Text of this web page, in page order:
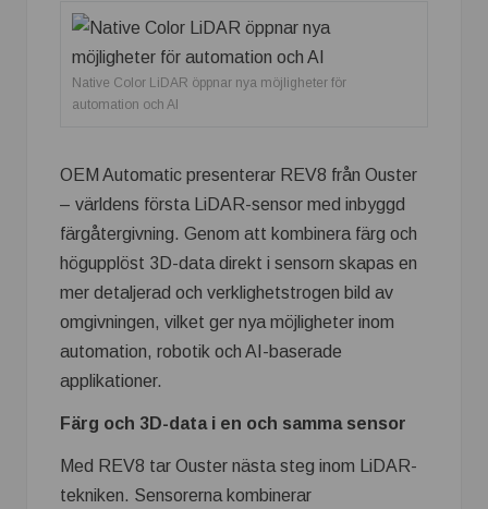
Native Color LiDAR öppnar nya möjligheter för
automation och AI
OEM Automatic presenterar REV8 från Ouster
– världens första LiDAR-sensor med inbyggd
färgåtergivning. Genom att kombinera färg och
högupplöst 3D-data direkt i sensorn skapas en
mer detaljerad och verklighetstrogen bild av
omgivningen, vilket ger nya möjligheter inom
automation, robotik och AI-baserade
applikationer.
Färg och 3D-data i en och samma sensor
Med REV8 tar Ouster nästa steg inom LiDAR-
tekniken. Sensorerna kombinerar